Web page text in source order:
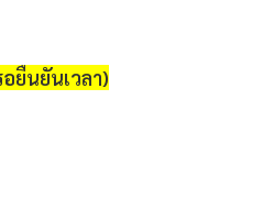
ยืนยันเวลา)